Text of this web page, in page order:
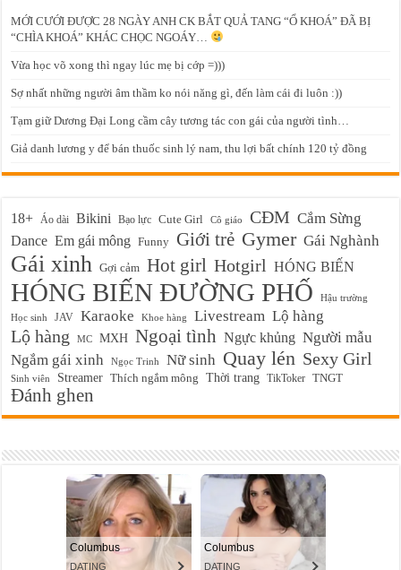
MỚI CƯỚI ĐƯỢC 28 NGÀY ANH CK BẮT QUẢ TANG “Ổ KHOÁ” ĐÃ BỊ
“CHÌA KHOÁ” KHÁC CHỌC NGOÁY…
Vừa học võ xong thì ngay lúc mẹ bị cớp =)))
Sợ nhất những người âm thầm ko nói năng gì, đến làm cái đi luôn :))
Tạm giữ Dương Đại Long cầm cây tương tác con gái của người tình…
Giả danh lương y để bán thuốc sinh lý nam, thu lợi bất chính 120 tỷ đồng
18+ Áo dài Bikini Bạo lực Cute Girl Cô giáo CĐM Cắm Sừng
Dance Em gái mông Funny Giới trẻ Gymer Gái Nghành
Gái xinh Gợi cảm Hot girl Hotgirl HÓNG BIẾN
HÓNG BIẾN ĐƯỜNG PHỐ
Hậu trường
Học sinh
JAV Karaoke Khoe hàng Livestream Lộ hàng
Lộ hàng MC MXH Ngoại tình Ngực khủng Người mẫu
Ngắm gái xinh
Ngọc Trinh Nữ sinh Quay lén Sexy Girl
Sinh viên Streamer Thích ngắm mông Thời trang TikToker TNGT
Đánh ghen